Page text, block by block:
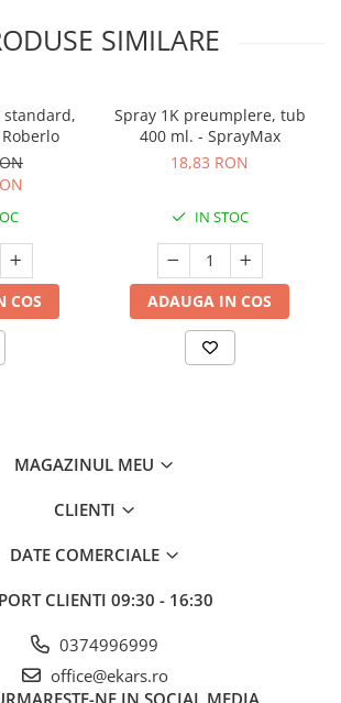
SIMILARE
standard,
COS
Spray 1K preumplere, tub
400 ml. - SprayMax
18,83 RON
IN STOC
ADAUGA IN COS
MAGAZINUL MEU
CLIENTI
DATE COMERCIALE
CLIENTI 09:30 - 16:30
0374996999
office@ekars.ro